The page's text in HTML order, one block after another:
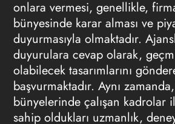
onlara vermesi, genellikle,
bünyesinde karar alması ve
duyurmasıyla olmaktadır.
duyurulara cevap olarak,
olabilecek tasarımlarını
başvurmaktadır. Aynı
bünyelerinde çalışan kadrolar
sahip oldukları uzmanlık,